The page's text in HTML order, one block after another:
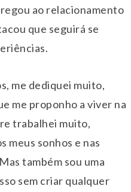
ao relacionamento
que seguirá se
me dediquei muito,
me proponho a viver na
trabalhei muito,
meus sonhos e nas
também sou uma
sem criar qualquer